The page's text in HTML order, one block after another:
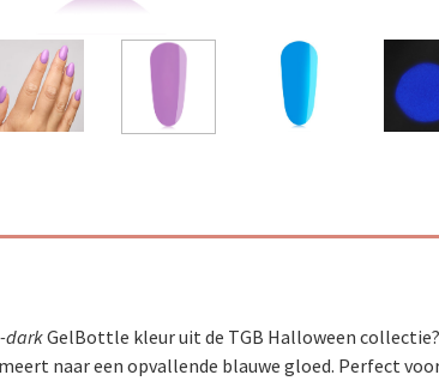
darkGelBottle kleur uit de TGB Halloween collectie?
naar een opvallende blauwe gloed. Perfect